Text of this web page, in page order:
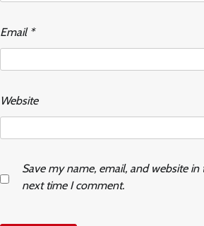
Email *
Website
Save my name, email, and website
next time I comment.